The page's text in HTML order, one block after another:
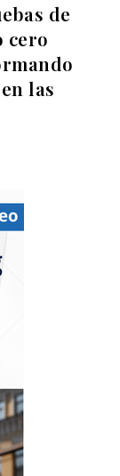
de
cero
las